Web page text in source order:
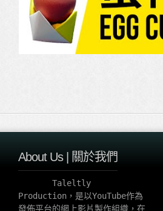
About Us | 關於我們
Taleltly
Production，是以YouTube作為
發佈平台的網上影片製作組織，在